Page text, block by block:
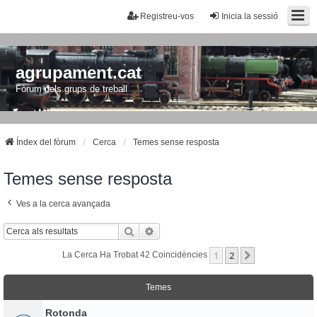
Inicia la sessió
Registreu-vos
agrupament.cat
Fòrum dels grups de treball
Índex del fòrum Cerca Temes sense resposta
Temes sense resposta
Ves a la cerca avançada
Cerca
La Cerca Ha Trobat 42 Coincidències 1 2
Temes
Rotonda